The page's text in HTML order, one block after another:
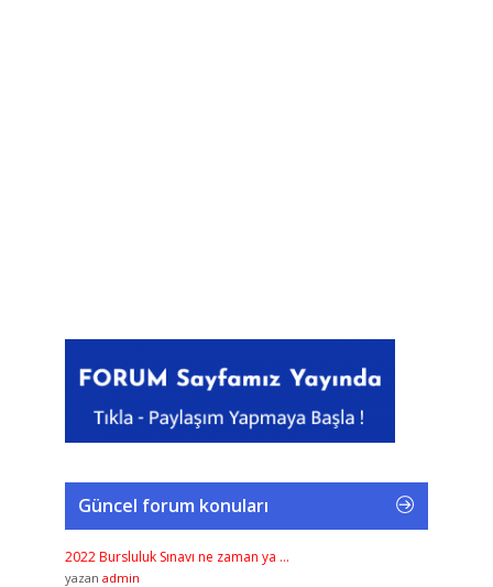
Güncel forum konuları
2022 Bursluluk Sınavı ne zaman ya …
yazan admin